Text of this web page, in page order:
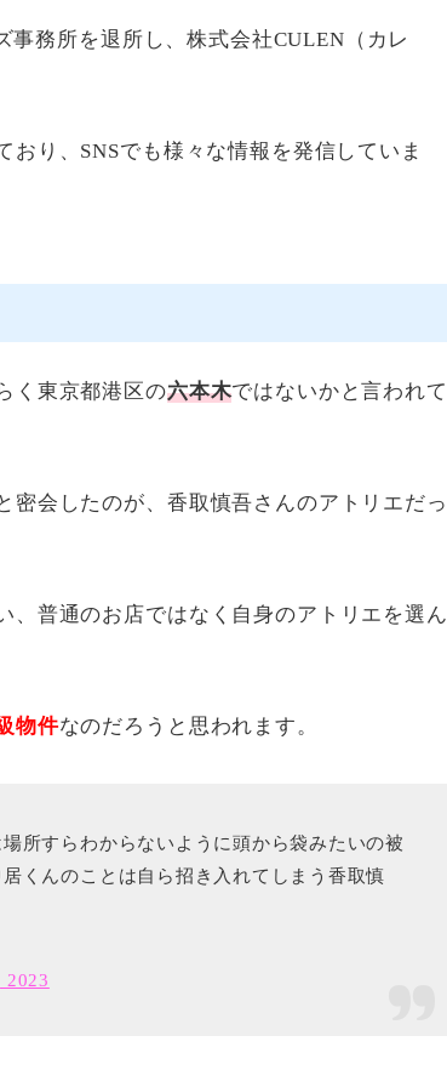
務所を退所し、株式会社CULEN（カレ
り、SNSでも様々な情報を発信していま
く東京都港区の六本木ではないかと言われて
密会したのが、香取慎吾さんのアトリエだっ
、普通のお店ではなく自身のアトリエを選ん
物件なのだろうと思われます。
所すらわからないように頭から袋みたいの被
くんのことは自ら招き入れてしまう香取慎